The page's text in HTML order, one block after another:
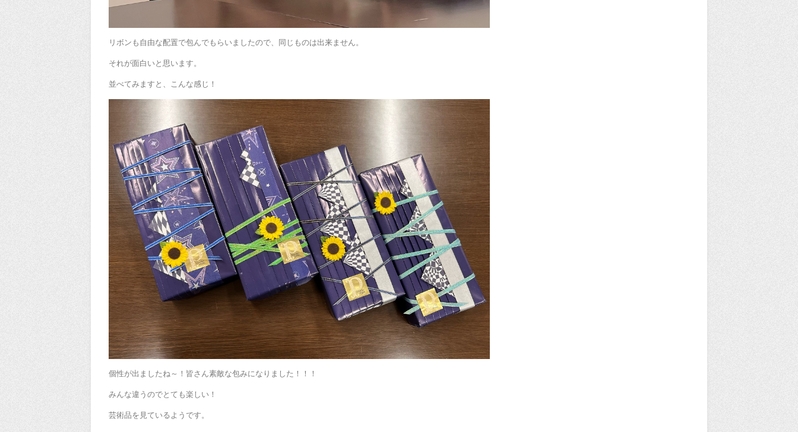
リボンも自由な配置で包んでもらいましたので、同じものは出来ません。
それが面白いと思います。
並べてみますと、こんな感じ！
個性が出ましたね～！皆さん素敵な包みになりました！！！
みんな違うのでとても楽しい！
芸術品を見ているようです。